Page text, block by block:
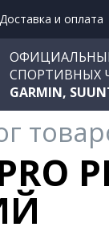
Доставка и оплата
СПОРТИВНЫХ
GARMIN,